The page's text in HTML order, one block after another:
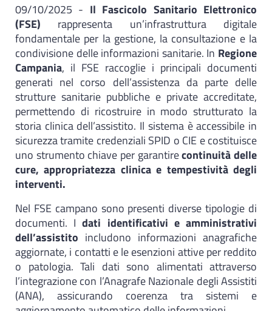
09/10/2025 - Il Fascicolo Sanitario Elettronico
(FSE) rappresenta un’infrastruttura digitale
fondamentale per la gestione, la consultazione e la
condivisione delle informazioni sanitarie. In Regione
Campania, il FSE raccoglie i principali documenti
generati nel corso dell’assistenza da parte delle
strutture sanitarie pubbliche e private accreditate,
permettendo di ricostruire in modo strutturato la
storia clinica dell’assistito. Il sistema è accessibile in
sicurezza tramite credenziali SPID o CIE e costituisce
uno strumento chiave per garantirecontinuità delle
cure, appropriatezza clinica e tempestività degli
interventi.
Nel FSE campano sono presenti diverse tipologie di
documenti. Idati identificativi e amministrativi
dell’assistito includono informazioni anagrafiche
aggiornate, i contatti e le esenzioni attive per reddito
o patologia. Tali dati sono alimentati attraverso
l’integrazione con l’Anagrafe Nazionale degli Assistiti
(ANA), assicurando coerenza tra sistemi e